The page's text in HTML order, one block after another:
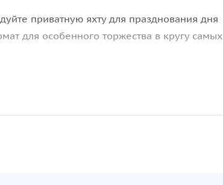
приватную яхту для празднования дня
для особенного торжества в кругу самых